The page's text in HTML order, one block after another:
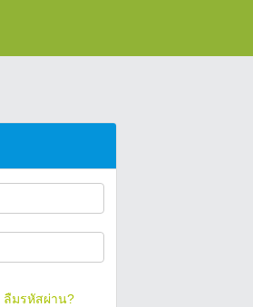
ลืมรหัสผ่าน?